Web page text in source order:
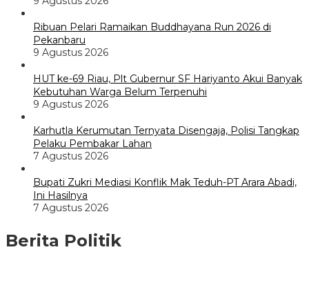
Ribuan Pelari Ramaikan Buddhayana Run 2026 di
Pekanbaru
9 Agustus 2026
HUT ke-69 Riau, Plt Gubernur SF Hariyanto Akui Banyak
Kebutuhan Warga Belum Terpenuhi
9 Agustus 2026
Karhutla Kerumutan Ternyata Disengaja, Polisi Tangkap
Pelaku Pembakar Lahan
7 Agustus 2026
Bupati Zukri Mediasi Konflik Mak Teduh-PT Arara Abadi,
Ini Hasilnya
7 Agustus 2026
Berita Politik